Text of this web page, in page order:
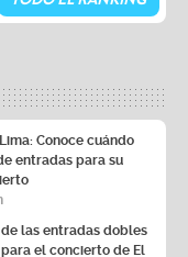
Conoce cuándo
entradas para su
las entradas dobles
para el concierto de El